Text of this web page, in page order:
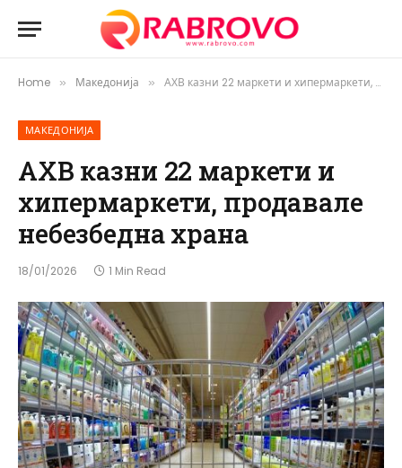
Home » Македонија » АХВ казни 22 маркети и хипермаркети, продавале небезбедна храна
МАКЕДОНИЈА
АХВ казни 22 маркети и
хипермаркети, продавале
небезбедна храна
18/01/2026 1 Min Read